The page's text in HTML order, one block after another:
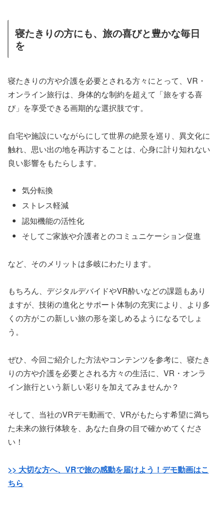
寝たきりの方にも、旅の喜びと豊かな毎日
を
寝たきりの方や介護を必要とされる方々にとって、VR・
オンライン旅行は、身体的な制約を超えて「旅をする喜
び」を享受できる画期的な選択肢です。
自宅や施設にいながらにして世界の絶景を巡り、異文化に
触れ、思い出の地を再訪することは、心身に計り知れない
良い影響をもたらします。
気分転換
ストレス軽減
認知機能の活性化
そしてご家族や介護者とのコミュニケーション促進
など、そのメリットは多岐にわたります。
もちろん、デジタルデバイドやVR酔いなどの課題もあり
ますが、技術の進化とサポート体制の充実により、より多
くの方がこの新しい旅の形を楽しめるようになるでしょ
う。
ぜひ、今回ご紹介した方法やコンテンツを参考に、寝たき
りの方や介護を必要とされる方々の生活に、VR・オンラ
イン旅行という新しい彩りを加えてみませんか？
そして、当社のVRデモ動画で、VRがもたらす希望に満ち
た未来の旅行体験を、あなた自身の目で確かめてくださ
い！
>> 大切な方へ、VRで旅の感動を届けよう！デモ動画はこ
ちら